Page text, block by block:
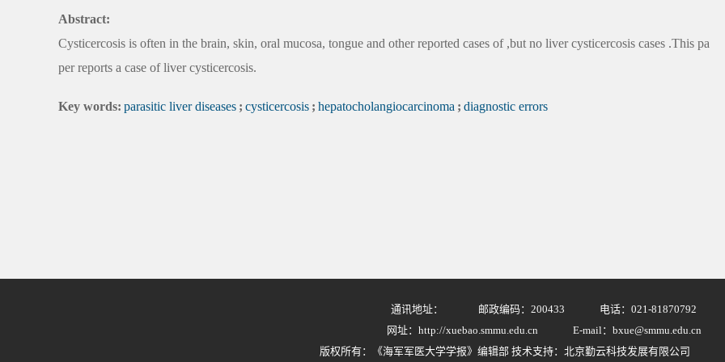
Abstract:
Cysticercosis is often in the brain, skin, oral mucosa, tongue and other reported cases of ,but no liver cysticercosis cases .This pa
per reports a case of liver cysticercosis.
Key words: parasitic liver diseases ; cysticercosis ; hepatocholangiocarcinoma ; diagnostic errors
通讯地址： 邮政编码：200433
电话：021-81870792
网址：http://xuebao.smmu.edu.cn
E-mail：bxue@smmu.edu.cn
版权所有：《海军军医大学学报》编辑部 技术支持：北京勤云科技发展有限公司